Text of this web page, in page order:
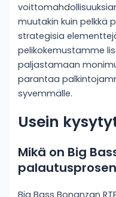
muutakin kuin pelkkä
strategisia
pelikokemustamme
paljastamaan
parantaa
syvemmälle.
Usein
Mikä on Big